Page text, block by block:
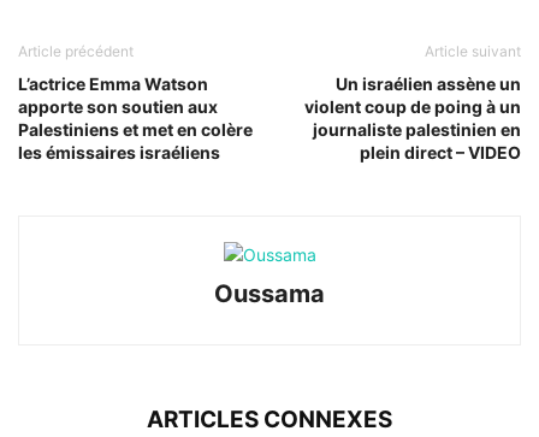
Article précédent
L’actrice Emma Watson
apporte son soutien aux
Palestiniens et met en colère
les émissaires israéliens
Article suivant
Un israélien assène un
violent coup de poing à un
journaliste palestinien en
plein direct – VIDEO
Oussama
ARTICLES CONNEXES